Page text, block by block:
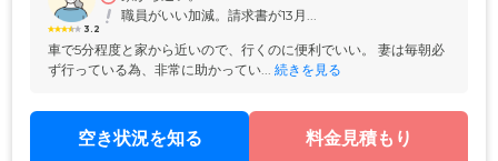
3.2
職員がいい加減。請求書が13月...
車で5分程度と家から近いので、行くのに便利でいい。 妻は毎朝必
ず行っている為、非常に助かってい... 続きを見る
空き状況を知る 料金見積もり